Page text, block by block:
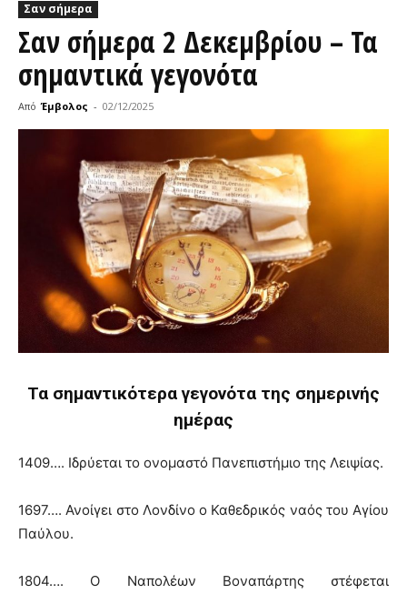
Σαν σήμερα
Σαν σήμερα 2 Δεκεμβρίου – Τα
σημαντικά γεγονότα
Από Έμβολος - 02/12/2025
Τα σημαντικότερα γεγονότα της σημερινής
ημέρας
1409…. Ιδρύεται το ονομαστό Πανεπιστήμιο της Λειψίας.
1697…. Ανοίγει στο Λονδίνο ο Καθεδρικός ναός του Αγίου
Παύλου.
1804…. Ο Ναπολέων Βοναπάρτης στέφεται